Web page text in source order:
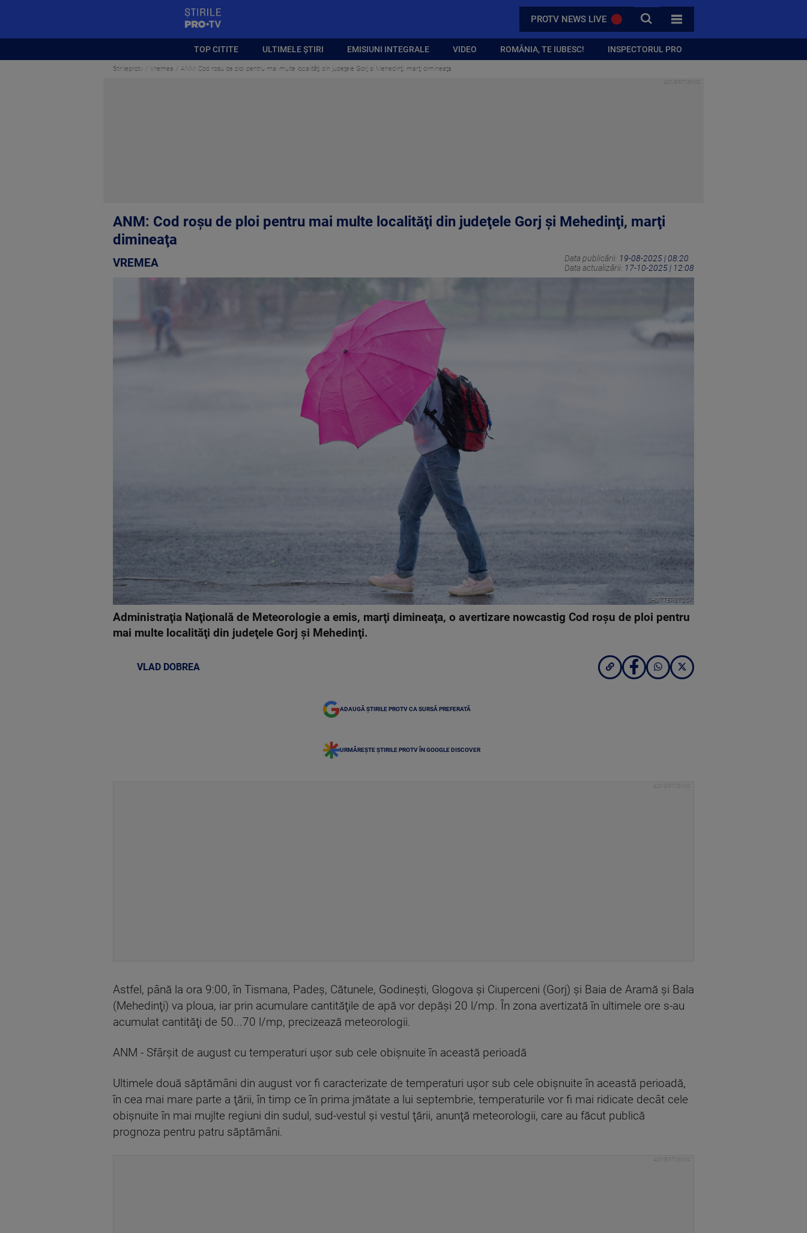
PROTV NEWS LIVE CAUTA
TOATE CATEGORIILE
TOP CITITE ULTIMELE ȘTIRI EMISIUNI INTEGRALE VIDEO ROMÂNIA, TE IUBESC! INSPECTORUL PRO
Stirileprotv Vremea ANM: Cod roşu de ploi pentru mai multe localităţi din judeţele Gorj şi Mehedinţi, marţi dimineaţa
ANM: Cod roşu de ploi pentru mai multe localităţi din judeţele Gorj şi Mehedinţi, marţi
dimineaţa
VREMEA Data publicării: 19-08-2025 | 08:20
Data actualizării: 17-10-2025 | 12:08
SHUTTERSTOCK
Administraţia Naţională de Meteorologie a emis, marţi dimineaţa, o avertizare nowcastig Cod roşu de ploi pentru
mai multe localităţi din judeţele Gorj şi Mehedinţi.
VLAD DOBREA
ADAUGĂ ȘTIRILE PROTV CA SURSĂ PREFERATĂ
URMĂREȘTE ȘTIRILE PROTV ÎN GOOGLE DISCOVER
Astfel, până la ora 9:00, în Tismana, Padeş, Cătunele, Godineşti, Glogova şi Ciuperceni (Gorj) şi Baia de Aramă şi Bala
(Mehedinţi) va ploua, iar prin acumulare cantităţile de apă vor depăşi 20 l/mp. În zona avertizată în ultimele ore s-au
acumulat cantităţi de 50...70 l/mp, precizează meteorologii.
ANM - Sfârşit de august cu temperaturi uşor sub cele obişnuite în această perioadă
Ultimele două săptămâni din august vor fi caracterizate de temperaturi uşor sub cele obişnuite în această perioadă,
în cea mai mare parte a ţării, în timp ce în prima jmătate a lui septembrie, temperaturile vor fi mai ridicate decât cele
obişnuite în mai mujlte regiuni din sudul, sud-vestul şi vestul ţării, anunţă meteorologii, care au făcut publică
prognoza pentru patru săptămâni.